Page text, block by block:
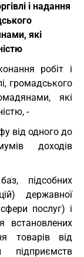
і надання
які
робіт і
громадського
які
-
від одного до
доходів
підсобних
державної
послуг) і
встановлених
товарів від
підприємств